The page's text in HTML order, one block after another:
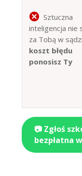
Sztuczna
inteligencja nie
za Tobą w
koszt błędu
ponosisz Ty
📷 Zgłoś
bezpłatna